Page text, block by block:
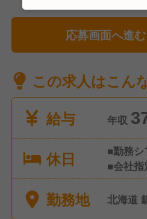
応募画面へ進む
この求人はこん
給与
年収
休日
■勤務
■会社
休暇(入
年間休
勤務地 北海道